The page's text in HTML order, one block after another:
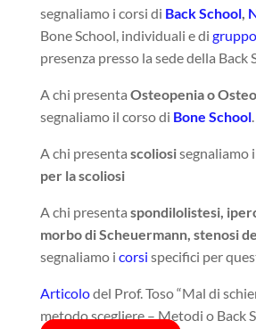
segnaliamo i corsi di Back School,
Bone School, individuali e di
presenza presso la sede della Back
A chi presenta Osteopenia o
segnaliamo il corso di Bone School.
A chi presenta scoliosisegnaliamo
per la scoliosi
A chi presenta spondilolistesi,
morbo di Scheuermann, stenosi
segnaliamo i corsi specifici per
Articolodel Prof. Toso “Mal di
metodo scegliere – Metodi o Back